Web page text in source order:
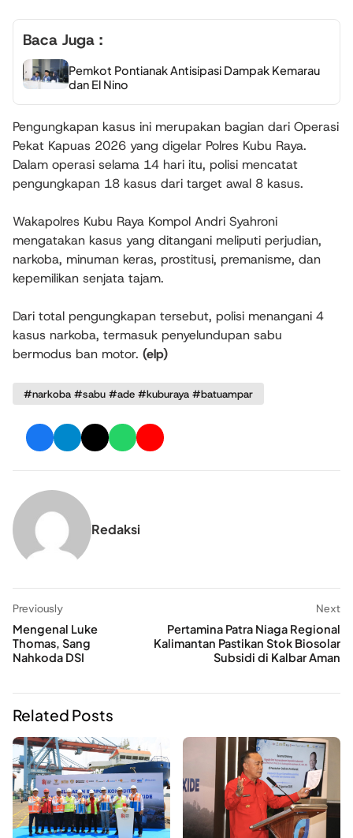
Baca Juga :
Pemkot Pontianak Antisipasi Dampak Kemarau
dan El Nino
Pengungkapan kasus ini merupakan bagian dari Operasi
Pekat Kapuas 2026 yang digelar Polres Kubu Raya.
Dalam operasi selama 14 hari itu, polisi mencatat
pengungkapan 18 kasus dari target awal 8 kasus.
Wakapolres Kubu Raya Kompol Andri Syahroni
mengatakan kasus yang ditangani meliputi perjudian,
narkoba, minuman keras, prostitusi, premanisme, dan
kepemilikan senjata tajam.
Dari total pengungkapan tersebut, polisi menangani 4
kasus narkoba, termasuk penyelundupan sabu
bermodus ban motor. (elp)
#narkoba #sabu #ade #kuburaya #batuampar
Redaksi
Previously
Mengenal Luke
Thomas, Sang
Nahkoda DSI
Next
Pertamina Patra Niaga Regional
Kalimantan Pastikan Stok Biosolar
Subsidi di Kalbar Aman
Related Posts